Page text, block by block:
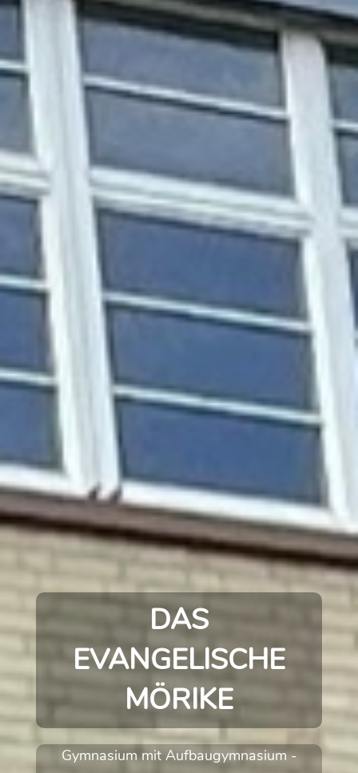
DAS
EVANGELISCHE
MÖRIKE
Gymnasium mit Aufbaugymnasium-